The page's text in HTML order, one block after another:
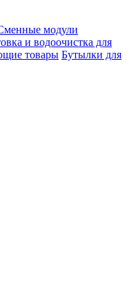
модули
и водоочистка для
товары Бутылки для